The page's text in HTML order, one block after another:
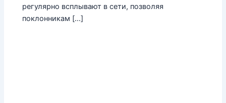
регулярно всплывают в сети, позволяя
поклонникам […]